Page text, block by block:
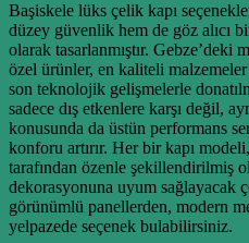
Başiskele lüks çelik kapı
düzey güvenlik hem de göz alıcı
olarak tasarlanmıştır. Gebze’deki
özel ürünler, en kaliteli
son teknolojik gelişmelerle
sadece dış etkenlere karşı değil,
konusunda da üstün performans
konforu artırır. Her bir kapı modeli,
tarafından özenle şekillendirilmiş
dekorasyonuna uyum sağlayacak
görünümlü panellerden, modern
yelpazede seçenek bulabilirsiniz.